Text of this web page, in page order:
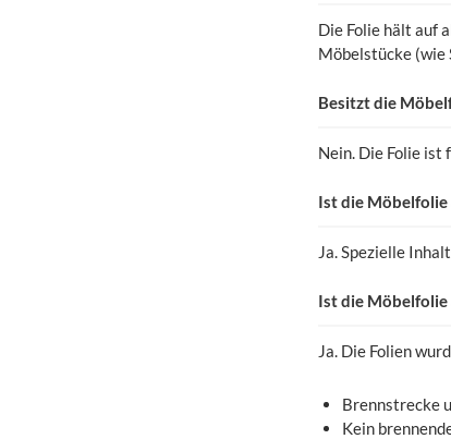
Die Folie hält auf
Möbelstücke (wie
Besitzt die
Nein. Die Folie ist
Ist die
Ja. Spezielle
Ist die Möbelfolie
Ja. Die Folien
Brennstrecke
Kein